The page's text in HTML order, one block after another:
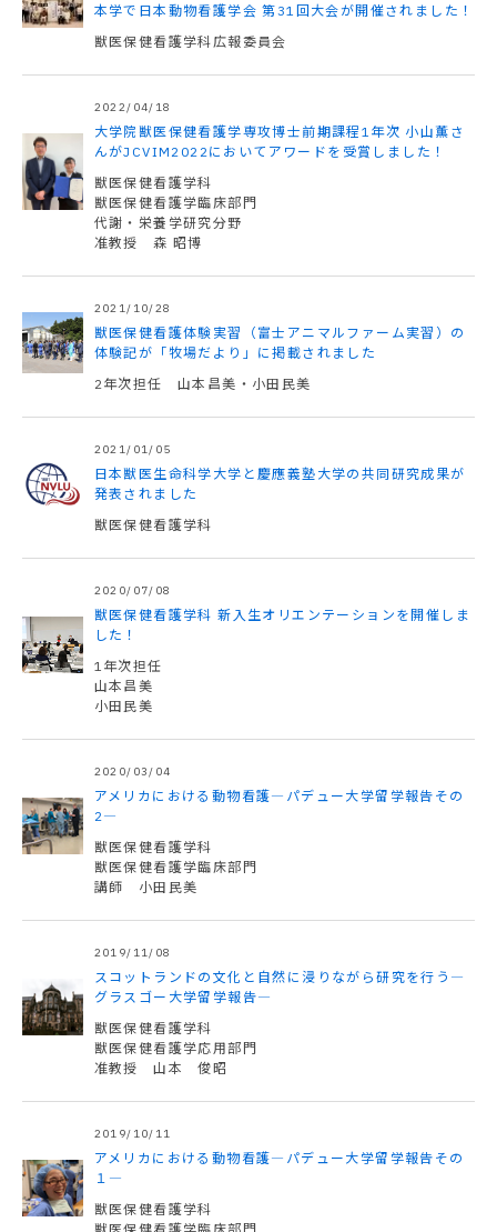
本学で日本動物看護学会 第31回大会が開催されました！
獣医保健看護学科広報委員会
2022/04/18
大学院獣医保健看護学専攻博士前期課程1年次 小山薫さ
んがJCVIM2022においてアワードを受賞しました！
獣医保健看護学科
獣医保健看護学臨床部門
代謝・栄養学研究分野
准教授 森 昭博
2021/10/28
獣医保健看護体験実習（富士アニマルファーム実習）の
体験記が「牧場だより」に掲載されました
2年次担任 山本昌美・小田民美
2021/01/05
日本獣医生命科学大学と慶應義塾大学の共同研究成果が
発表されました
獣医保健看護学科
2020/07/08
獣医保健看護学科 新入生オリエンテーションを開催しま
した！
1年次担任
山本昌美
小田民美
2020/03/04
アメリカにおける動物看護―パデュー大学留学報告その
2―
獣医保健看護学科
獣医保健看護学臨床部門
講師 小田民美
2019/11/08
スコットランドの文化と自然に浸りながら研究を行う―
グラスゴー大学留学報告―
獣医保健看護学科
獣医保健看護学応用部門
准教授 山本 俊昭
2019/10/11
アメリカにおける動物看護―パデュー大学留学報告その
１―
獣医保健看護学科